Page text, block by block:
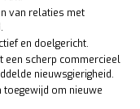
van relaties met
en doelgericht.
een scherp commercieel
nieuwsgierigheid.
toegewijd om nieuwe